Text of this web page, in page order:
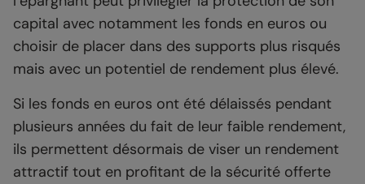
capital avec notamment les fonds en euros ou
choisir de placer dans des supports plus risqués
mais avec un potentiel de rendement plus élevé.
Si les fonds en euros ont été délaissés pendant
plusieurs années du fait de leur faible rendement,
ils permettent désormais de viser un rendement
attractif tout en profitant de la sécurité offerte